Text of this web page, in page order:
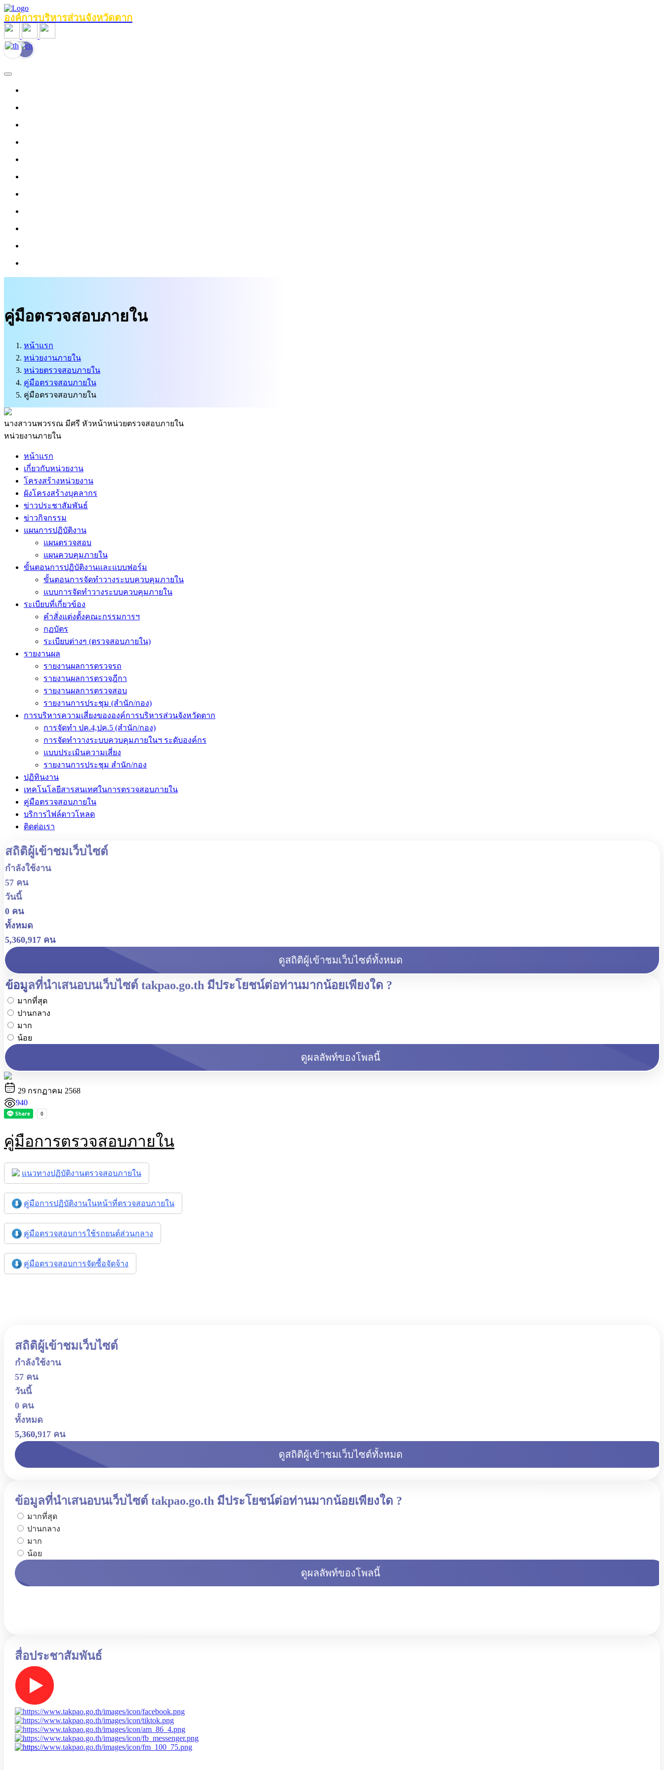
องค์การบริหารส่วนจังหวัดตาก
คู่มือตรวจสอบภายใน
หน้าแรก
หน่วยงานภายใน
หน่วยตรวจสอบภายใน
คู่มือตรวจสอบภายใน
คู่มือตรวจสอบภายใน
นางสาวนพวรรณ มีศรี หัวหน้าหน่วยตรวจสอบภายใน
หน่วยงานภายใน
หน้าแรก
เกี่ยวกับหน่วยงาน
โครงสร้างหน่วยงาน
ผังโครงสร้างบุคลากร
ข่าวประชาสัมพันธ์
ข่าวกิจกรรม
แผนการปฏิบัติงาน
แผนตรวจสอบ
แผนควบคุมภายใน
ขั้นตอนการปฏิบัติงานและแบบฟอร์ม
ขั้นตอนการจัดทำวางระบบควบคุมภายใน
แบบการจัดทำวางระบบควบคุมภายใน
ระเบียบที่เกี่ยวข้อง
คำสั่งแต่งตั้งคณะกรรมการฯ
กฏบัตร
ระเบียบต่างๆ (ตรวจสอบภายใน)
รายงานผล
รายงานผลการตรวจรถ
รายงานผลการตรวจฎีกา
รายงานผลการตรวจสอบ
รายงานการประชุม (สำนัก/กอง)
การบริหารความเสี่ยงขององค์การบริหารส่วนจังหวัดตาก
การจัดทำ ปค.4,ปค.5 (สำนัก/กอง)
การจัดทำวางระบบควบคุมภายในฯ ระดับองค์กร
แบบประเมินความเสี่ยง
รายงานการประชุม สำนัก/กอง
ปฏิทินงาน
เทคโนโลยีสารสนเทศในการตรวจสอบภายใน
คู่มือตรวจสอบภายใน
บริการไฟล์ดาวโหลด
ติดต่อเรา
สถิติผู้เข้าชมเว็บไซต์
กำลังใช้งาน
57 คน
วันนี้
0 คน
ทั้งหมด
5,360,917 คน
ดูสถิติผู้เข้าชมเว็บไซต์ทั้งหมด
ข้อมูลที่นำเสนอบนเว็บไซต์ takpao.go.th มีประโยชน์ต่อท่านมากน้อยเพียงใด ?
มากที่สุด
ปานกลาง
มาก
น้อย
ดูผลลัพท์ของโพลนี้
29 กรกฏาคม 2568
940
คู่มือการตรวจสอบภายใน
แนวทางปฏิบัติงานตรวจสอบภายใน
คู่มือการปฏิบัติงานในหน้าที่ตรวจสอบภายใน
คู่มือตรวจสอบการใช้รถยนต์ส่วนกลาง
คู่มือตรวจสอบการจัดซื้อจัดจ้าง
สถิติผู้เข้าชมเว็บไซต์
กำลังใช้งาน
57 คน
วันนี้
0 คน
ทั้งหมด
5,360,917 คน
ดูสถิติผู้เข้าชมเว็บไซต์ทั้งหมด
ข้อมูลที่นำเสนอบนเว็บไซต์ takpao.go.th มีประโยชน์ต่อท่านมากน้อยเพียงใด ?
มากที่สุด
ปานกลาง
มาก
น้อย
ดูผลลัพท์ของโพลนี้
สื่อประชาสัมพันธ์